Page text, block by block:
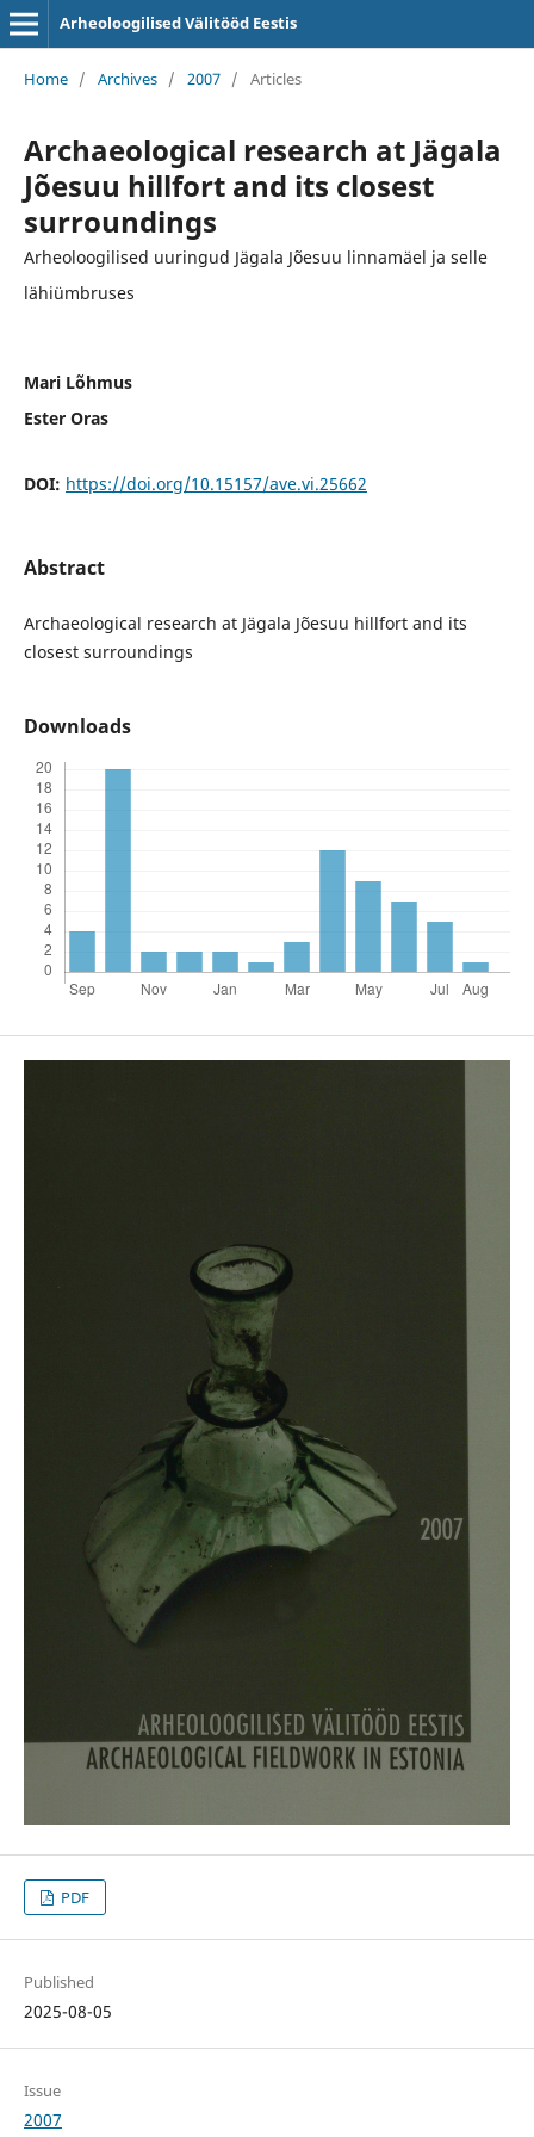
Arheoloogilised Välitööd Eestis
Home / Archives / 2007 / Articles
Archaeological research at Jägala
Jõesuu hillfort and its closest
surroundings
Arheoloogilised uuringud Jägala Jõesuu linnamäel ja selle
lähiümbruses
Mari Lõhmus
Ester Oras
DOI: https://doi.org/10.15157/ave.vi.25662
Abstract
Archaeological research at Jägala Jõesuu hillfort and its
closest surroundings
Downloads
PDF
Published
2025-08-05
Issue
2007